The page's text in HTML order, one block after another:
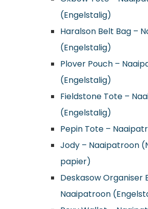
(Engelstalig)
Haralson Belt Bag –
(Engelstalig)
Plover Pouch –
(Engelstalig)
Fieldstone Tote –
(Engelstalig)
Pepin Tote –
Jody – Naaipatroon
papier)
Deskasow Organiser
Naaipatroon